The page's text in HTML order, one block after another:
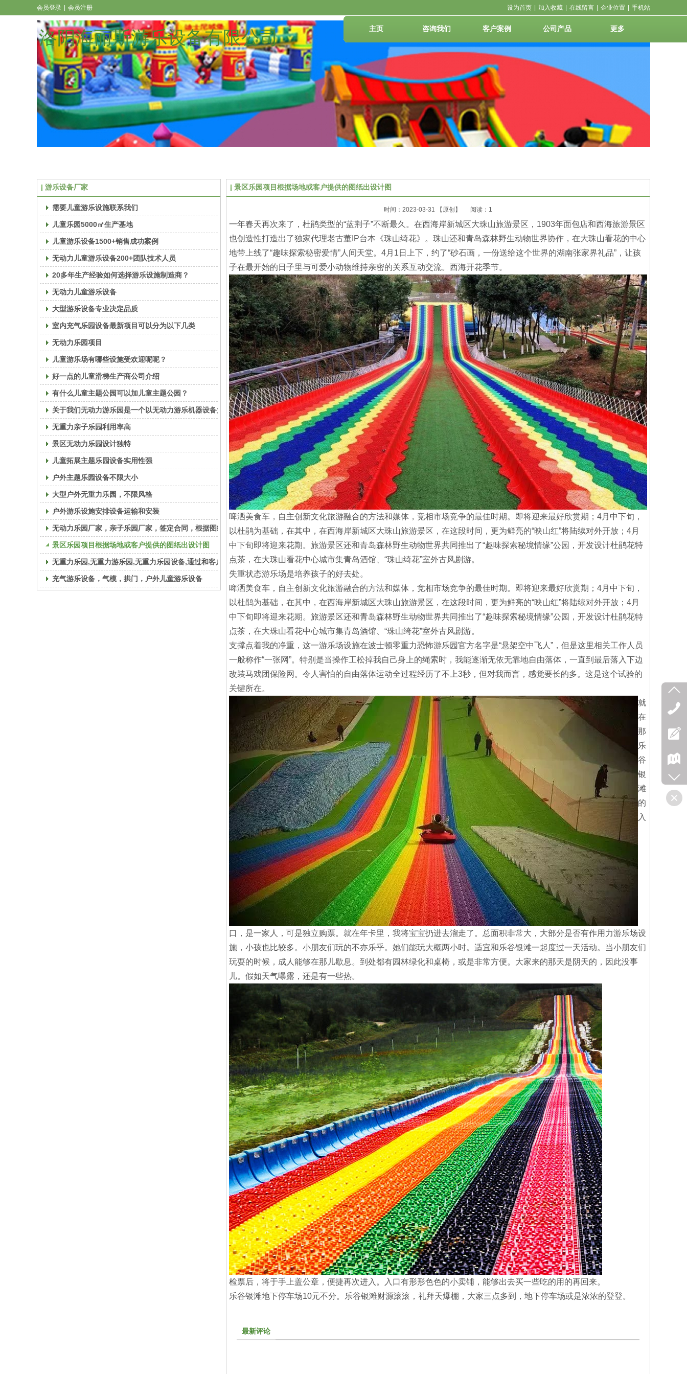
洛阳海丽斯游乐设备有限公司 主页 咨询我们 客户案例 公司产品 更多
会员登录 会员注册 设为首页 加入收藏 在线留言 企业位置 手机站
游乐设备厂家
需要儿童游乐设施联系我们
儿童乐园5000㎡生产基地
儿童游乐设备1500+销售成功案例
无动力儿童游乐设备200+团队技术人员
20多年生产经验如何选择游乐设施制造商？
无动力儿童游乐设备
大型游乐设备专业决定品质
室内充气乐园设备最新项目可以分为以下几类
无动力乐园项目
儿童游乐场有哪些设施受欢迎呢呢？
好一点的儿童滑梯生产商公司介绍
有什么儿童主题公园可以加儿童主题公园？
关于我们无动力游乐园是一个以无动力游乐机器设备为主体的游乐园
无重力亲子乐园利用率高
景区无动力乐园设计独特
儿童拓展主题乐园设备实用性强
户外主题乐园设备不限大小
大型户外无重力乐园，不限风格
户外游乐设施安排设备运输和安装
无动力乐园厂家，亲子乐园厂家，签定合同，根据图纸生产产品，并进行场地施工
景区乐园项目根据场地或客户提供的图纸出设计图
无重力乐园,无重力游乐园,无重力乐园设备,通过和客户沟通需要定制设备的类型
充气游乐设备，气模，拱门，户外儿童游乐设备
景区乐园项目根据场地或客户提供的图纸出设计图
时间：2023-03-31 【原创】 阅读：1
一年春天再次来了，杜鹃类型的“蓝荆子”不断最久。在西海岸新城区大珠山旅游景区，1903年面包店和西海旅游景区
也创造性打造出了独家代理老古董IP台本《珠山绮花》。珠山还和青岛森林野生动物世界协作，在大珠山看花的中心
地带上线了“趣味探索秘密爱情”人间天堂。4月1日上下，约了“砂石画，一份送给这个世界的湖南张家界礼品”，让孩
子在最开始的日子里与可爱小动物维持亲密的关系互动交流。西海开花季节。
啤洒美食车，自主创新文化旅游融合的方法和媒体，竞相市场竞争的最佳时期。即将迎来最好欣赏期；4月中下旬，
以杜鹃为基础，在其中，在西海岸新城区大珠山旅游景区，在这段时间，更为鲜亮的“映山红”将陆续对外开放；4月
中下旬即将迎来花期。旅游景区还和青岛森林野生动物世界共同推出了“趣味探索秘境情缘”公园，开发设计杜鹃花特
点茶，在大珠山看花中心城市集青岛酒馆、“珠山绮花”室外古风剧游。
失重状态游乐场是培养孩子的好去处。
啤洒美食车，自主创新文化旅游融合的方法和媒体，竞相市场竞争的最佳时期。即将迎来最好欣赏期；4月中下旬，
以杜鹃为基础，在其中，在西海岸新城区大珠山旅游景区，在这段时间，更为鲜亮的“映山红”将陆续对外开放；4月
中下旬即将迎来花期。旅游景区还和青岛森林野生动物世界共同推出了“趣味探索秘境情缘”公园，开发设计杜鹃花特
点茶，在大珠山看花中心城市集青岛酒馆、“珠山绮花”室外古风剧游。
支撑点着我的净重，这一游乐场设施在波士顿零重力恐怖游乐园官方名字是“悬架空中飞人”，但是这里相关工作人员
一般称作“一张网”。特别是当操作工松掉我自己身上的绳索时，我能逐渐无依无靠地自由落体，一直到最后落入下边
改装马戏团保险网。令人害怕的自由落体运动全过程经历了不上3秒，但对我而言，感觉要长的多。这是这个试验的
关键所在。
就
在
那
乐
谷
银
滩
的
入
口，是一家人，可是独立购票。就在年卡里，我将宝宝扔进去溜走了。总面积非常大，大部分是否有作用力游乐场设
施，小孩也比较多。小朋友们玩的不亦乐乎。她们能玩大概两小时。适宜和乐谷银滩一起度过一天活动。当小朋友们
玩耍的时候，成人能够在那儿歇息。到处都有园林绿化和桌椅，或是非常方便。大家来的那天是阴天的，因此没事
儿。假如天气曝露，还是有一些热。
检票后，将于手上盖公章，便捷再次进入。入口有形形色色的小卖铺，能够出去买一些吃的用的再回来。
乐谷银滩地下停车场10元不分。乐谷银滩财源滚滚，礼拜天爆棚，大家三点多到，地下停车场或是浓浓的登登。
最新评论